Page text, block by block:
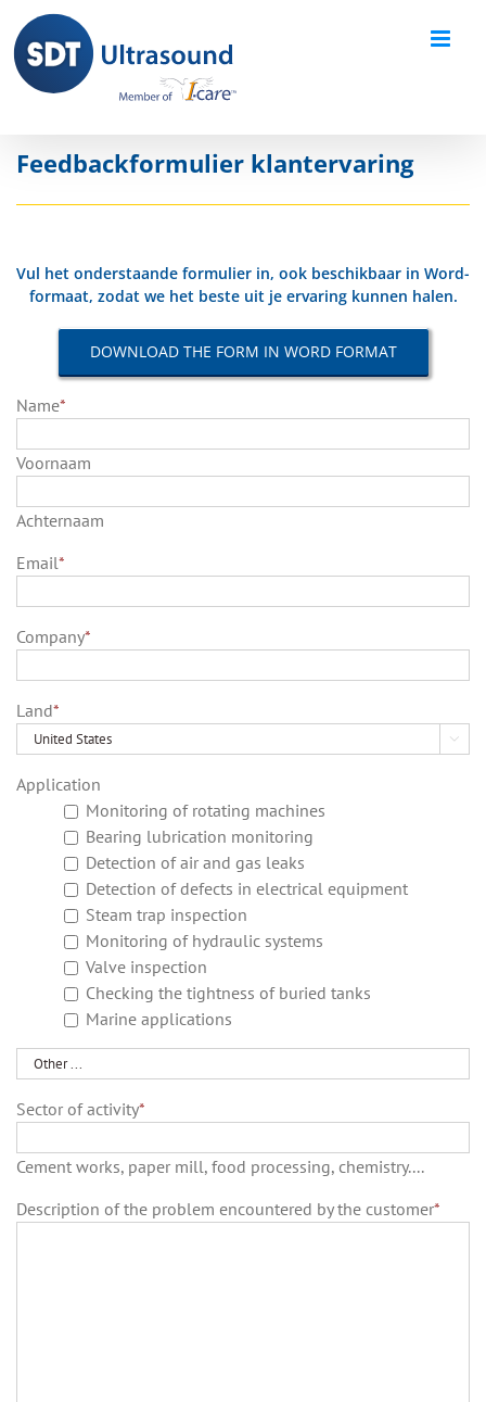
content
Feedbackformulier klantervaring
Vul het onderstaande formulier in, ook beschikbaar in Word-
formaat, zodat we het beste uit je ervaring kunnen halen.
DOWNLOAD THE FORM IN WORD FORMAT
Name*
Voornaam
Achternaam
Email*
Company*
Land*

Application
Monitoring of rotating machines
Bearing lubrication monitoring
Detection of air and gas leaks
Detection of defects in electrical equipment
Steam trap inspection
Monitoring of hydraulic systems
Valve inspection
Checking the tightness of buried tanks
Marine applications
Other
...
Sector of activity*
Cement works, paper mill, food processing, chemistry....
Description of the problem encountered by the customer*